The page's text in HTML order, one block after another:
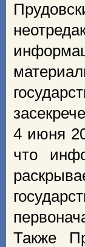
4 июня
что
Также